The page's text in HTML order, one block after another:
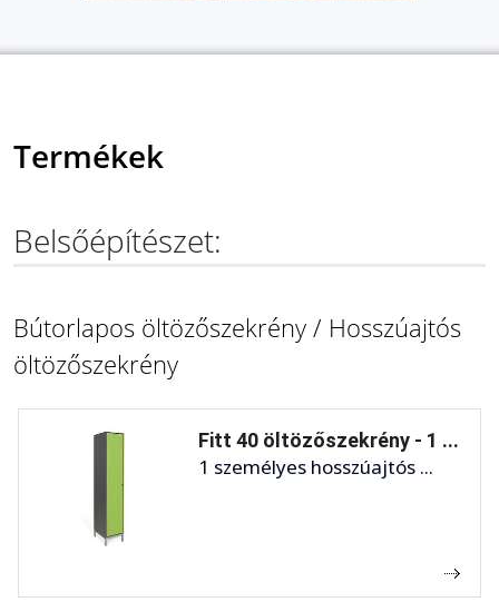
Termékek
Belsőépítészet:
Bútorlapos öltözőszekrény / Hosszúajtós
öltözőszekrény
Fitt 40 öltözőszekrény - 1 ...
1 személyes hosszúajtós ...